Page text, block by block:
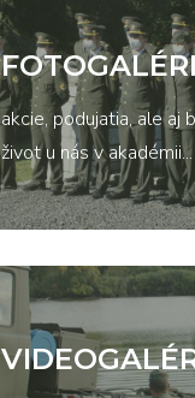
akcie, podujatia, ale aj
život u nás v akadémii...